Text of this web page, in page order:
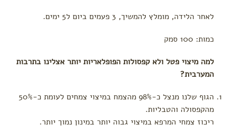
Deer
צעצועי
Hape
מיננה
Moulin
Roty
לפי צורך
לאחר הלידה, מומלץ להמשיך, 3 פעמים ביום ל5 ימים.
כמות: 100 סמק
למה מיצוי פטל ולא קפסולות הפופלאריות יותר אצלינו בתרבות
המערבית?
הגוף שלנו מנצל כ-98% מהצמח במיצוי צמחים לעומת כ-50%
מהקפסולה והטבליות.
ריכוז צמחי המרפא במיצוי גבוה יותר במינון נמוך יותר.